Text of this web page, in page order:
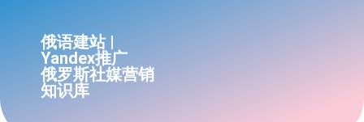
俄语建站 |
Yandex推广
俄罗斯社媒营销
知识库